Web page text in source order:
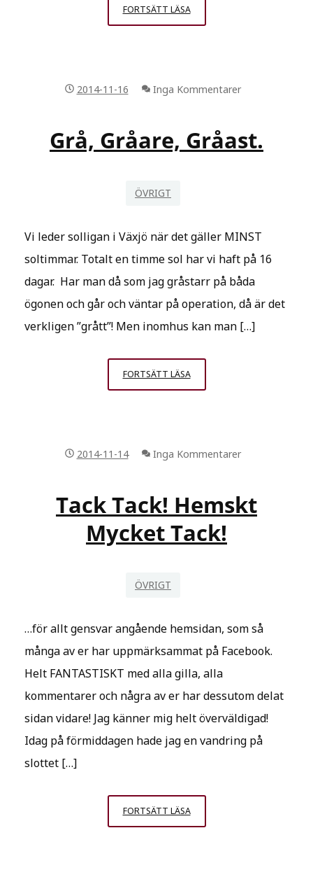
FORTSÄTT LÄSAINGET
VÄDER
ENS
2014-11-16 Inga Kommentarer
Grå, Gråare, Gråast.
ÖVRIGT
Vi leder solligan i Växjö när det gäller MINST
soltimmar. Totalt en timme sol har vi haft på 16
dagar. Har man då som jag gråstarr på båda
ögonen och går och väntar på operation, då är det
verkligen ”grått”! Men inomhus kan man […]
FORTSÄTT LÄSAGRÅ,
GRÅARE,
2014-11-14 Inga Kommentarer
Tack Tack! Hemskt
Mycket Tack!
ÖVRIGT
…för allt gensvar angående hemsidan, som så
många av er har uppmärksammat på Facebook.
Helt FANTASTISKT med alla gilla, alla
kommentarer och några av er har dessutom delat
sidan vidare! Jag känner mig helt överväldigad!
Idag på förmiddagen hade jag en vandring på
slottet […]
FORTSÄTT LÄSATACK
TACK!